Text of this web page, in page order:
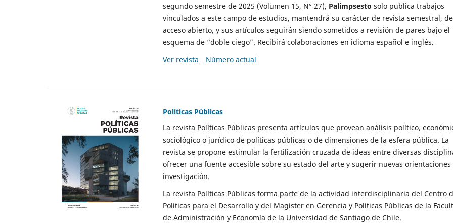
segundo semestre de 2025 (Volumen 15, N° 27), Palimpsesto solo publica trabajos
vinculados a este campo de estudios, mantendrá su carácter de revista semestral, de
acceso abierto, y sus artículos seguirán siendo sometidos a revisión de pares bajo el
esquema de “doble ciego”. Recibirá colaboraciones en idioma español e inglés.
Ver revista
Número actual
Políticas Públicas
La revista Políticas Públicas presenta artículos que provean análisis político,
sociológico o jurídico de políticas públicas o de dimensiones de la esfera pública. La
revista se propone estimular la fertilización cruzada de ideas entre diversas
ofrecer una fuente accesible sobre su estado del arte y sugerir nuevas orientaciones
investigación.
La revista Políticas Públicas forma parte de la actividad interdisciplinaria del Centro
Políticas para el Desarrollo y del Magíster en Gerencia y Políticas Públicas de la
de Administración y Economía de la Universidad de Santiago de Chile.